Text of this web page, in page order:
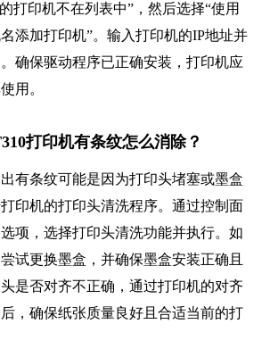
打印机不在列表中”，然后选择“使用
添加打印机”。输入打印机的IP地址并
确保驱动程序已正确安装，打印机应
用。
打印机有条纹怎么消除？
有条纹可能是因为打印头堵塞或墨盒
印机的打印头清洗程序。通过控制面
项，选择打印头清洗功能并执行。如
试更换墨盒，并确保墨盒安装正确且
是否对齐不正确，通过打印机的对齐
，确保纸张质量良好且合适当前的打